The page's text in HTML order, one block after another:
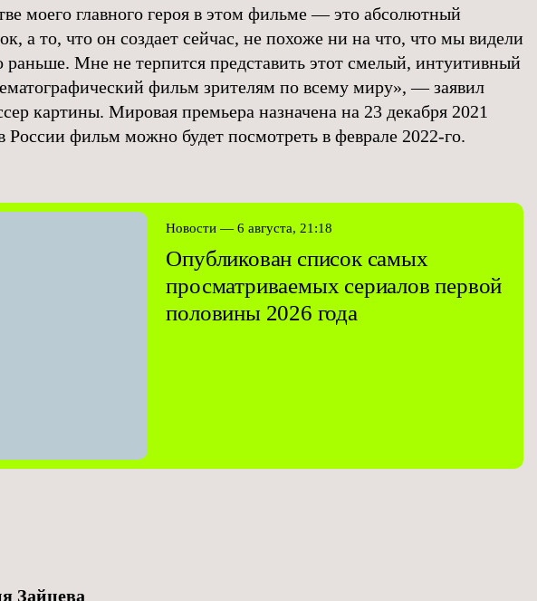
моего главного героя в этом фильме — это абсолютный
а то, что он создает сейчас, не похоже ни на что, что мы видели
раньше. Мне не терпится представить этот смелый, интуитивный
фильм зрителям по всему миру», — заявил
картины. Мировая премьера назначена на 23 декабря 2021
России фильм можно будет посмотреть в феврале 2022-го.
Новости — 6 августа, 21:18
Опубликован список самых
просматриваемых сериалов первой
половины 2026 года
Зайцева